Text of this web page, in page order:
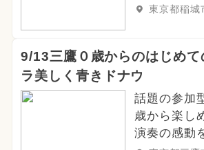
東京都稲城
9/13三鷹０歳からのはじめて
ラ美しく青きドナウ
話題の参加
歳から楽し
演奏の感動